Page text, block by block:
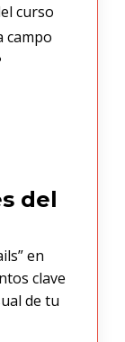
curso
campo
del
en
clave
de tu